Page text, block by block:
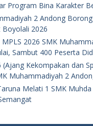
Program Bina Karakter
2 Andong
Boyolali 2026
2026 SMK
Sambut 400 Peserta
(Ajang Kekompakan dan
Muhammadiyah 2
Melati 1 SMK